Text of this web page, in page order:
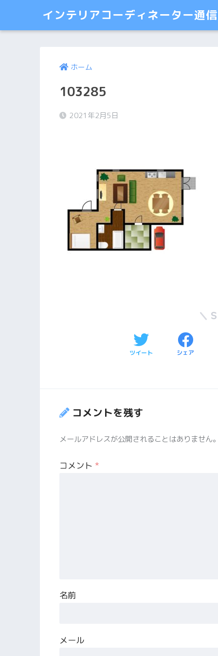
インテリアコーディネーター通
ホーム
103285
2021年2月5日
ツイート シェア
コメントを残す
メールアドレスが公開されることはありません
コメント *
名前
メール